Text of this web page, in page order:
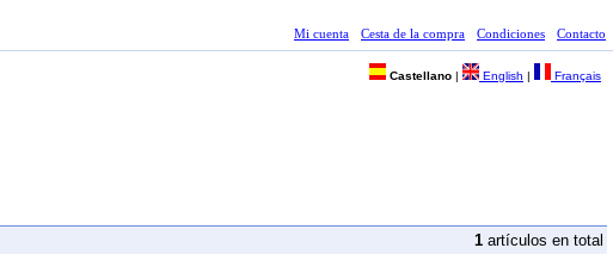
Mi cuenta Cesta de la compra Condiciones Contacto
Castellano | English | Français
1 artículos en total